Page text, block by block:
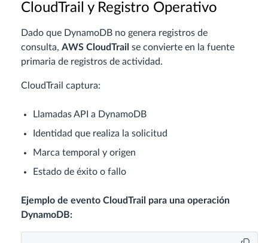
CloudTrail y Registro Operativo
Dado que DynamoDB no genera registros de
consulta, AWS CloudTrail se convierte en la fuente
primaria de registros de actividad.
CloudTrail captura:
Llamadas API a DynamoDB
Identidad que realiza la solicitud
Marca temporal y origen
Estado de éxito o fallo
Ejemplo de evento CloudTrail para una operación
DynamoDB: